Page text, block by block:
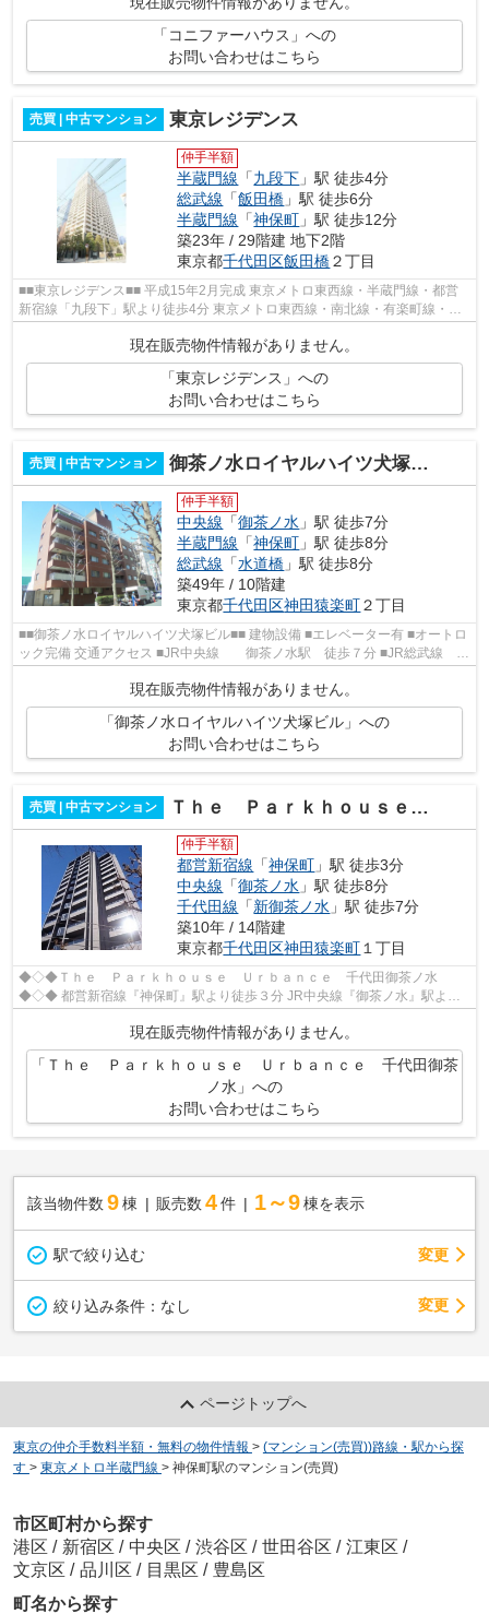
「コニファーハウス」への
お問い合わせはこちら
売買 | 中古マンション 東京レジデンス
仲手半額
半蔵門線 「九段下 」駅 徒歩4分
総武線 「飯田橋 」駅 徒歩6分
半蔵門線 「神保町 」駅 徒歩12分
築23年 / 29階建 地下2階
東京都千代田区飯田橋２丁目
■■東京レジデンス■■ 平成15年2月完成 東京メトロ東西線・半蔵門線・都営
新宿線「九段下」駅より徒歩4分 東京メトロ東西線・南北線・有楽町線・都
現在販売物件情報がありません。
「東京レジデンス」への
お問い合わせはこちら
売買 | 中古マンション 御茶ノ水ロイヤルハイツ犬塚ビル
仲手半額
中央線 「御茶ノ水 」駅 徒歩7分
半蔵門線 「神保町 」駅 徒歩8分
総武線 「水道橋 」駅 徒歩8分
築49年 / 10階建
東京都千代田区神田猿楽町２丁目
■■御茶ノ水ロイヤルハイツ犬塚ビル■■ 建物設備 ■エレベーター有 ■オートロ
ック完備 交通アクセス ■JR中央線 御茶ノ水駅 徒歩７分 ■JR総武線
御茶ノ水駅 徒歩７分 ■都営三田...
現在販売物件情報がありません。
「御茶ノ水ロイヤルハイツ犬塚ビル」への
お問い合わせはこちら
売買 | 中古マンション Ｔｈｅ Ｐａｒｋｈｏｕｓｅ Ｕｒｂａｎｃｅ 千代田御茶ノ水
仲手半額
都営新宿線 「神保町 」駅 徒歩3分
中央線 「御茶ノ水 」駅 徒歩8分
千代田線 「新御茶ノ水 」駅 徒歩7分
築10年 / 14階建
東京都千代田区神田猿楽町１丁目
◆◇◆Ｔｈｅ Ｐａｒｋｈｏｕｓｅ Ｕｒｂａｎｃｅ 千代田御茶ノ水
◆◇◆ 都営新宿線『神保町』駅より徒歩３分 JR中央線『御茶ノ水』駅より
現在販売物件情報がありません。
「Ｔｈｅ Ｐａｒｋｈｏｕｓｅ Ｕｒｂａｎｃｅ 千代田御茶
ノ水」への
お問い合わせはこちら
該当物件数 9棟 販売数 4 件 1～9 棟を表示
駅で絞り込む 変更
絞り込み条件： なし 変更
ページトップへ
東京の仲介手数料半額・無料の物件情報 > (マンション(売買))路線・駅から探
す > 東京メトロ半蔵門線 > 神保町駅のマンション(売買)
市区町村から探す
港区 / 新宿区 / 中央区 / 渋谷区 / 世田谷区 / 江東区 /
文京区 / 品川区 / 目黒区 / 豊島区
町名から探す